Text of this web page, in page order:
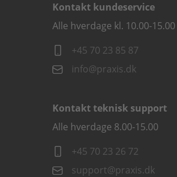
Kontakt kundeservice
Alle hverdage kl. 10.00-15.00
+45 70 23 85 87
info@praxis.dk
Kontakt teknisk support
Alle hverdage 8.00-15.00
+45 70 23 26 72
support@praxis.dk